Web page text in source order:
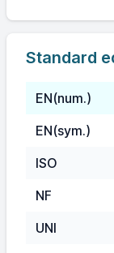
Standard
EN(num.)
EN(sym.)
ISO
NF
UNI